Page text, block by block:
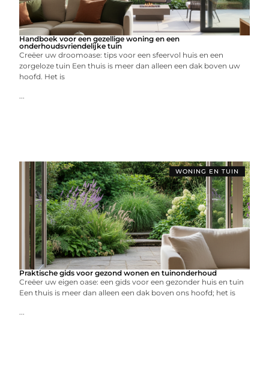
Handboek voor een gezellige woning en een
onderhoudsvriendelijke tuin
Creëer uw droomoase: tips voor een sfeervol huis en een
zorgeloze tuin Een thuis is meer dan alleen een dak boven uw
hoofd. Het is
...
WONING EN TUIN
Praktische gids voor gezond wonen en tuinonderhoud
Creëer uw eigen oase: een gids voor een gezonder huis en tuin
Een thuis is meer dan alleen een dak boven ons hoofd; het is
...